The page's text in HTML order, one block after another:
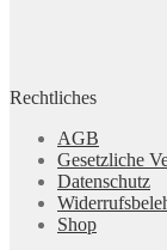
Rechtliches
AGB
Gesetzliche
Datenschutz
Shop